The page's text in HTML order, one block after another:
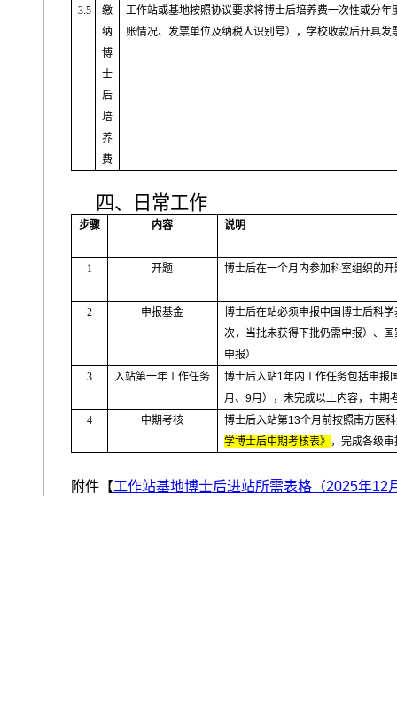
3.5
缴
纳
博
士
后
培
养
费
工作站或基地按照协议要求将博士后培养费一次性或分年
账情况、发票单位及纳税人识别号），学校收款后开具发
四、日常工作
步骤 内容 说明
1 开题 博士后在一个月内参加科室组织的
2 申报基金
博士后在站必须申报中国博士后科
次，当批未获得下批仍需申报）、
申报）
3
入站第一年工作任务 博士后入站1年内工作任务包括申报
月、9月），未完成以上内容，中期
4
中期考核 博士后入站第13个月前按照南方医
学博士后中期考核表》 ，完成各级
附件【工作站基地博士后进站所需表格（2025年12